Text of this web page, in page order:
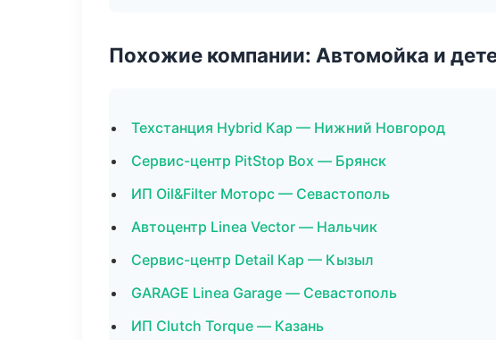
Похожие компании: Автомойка и
Техстанция Hybrid Кар — Нижний Новгород
Сервис-центр PitStop Box — Брянск
ИП Oil&Filter Моторс — Севастополь
Автоцентр Linea Vector — Нальчик
Сервис-центр Detail Кар — Кызыл
GARAGE Linea Garage — Севастополь
ИП Clutch Torque — Казань